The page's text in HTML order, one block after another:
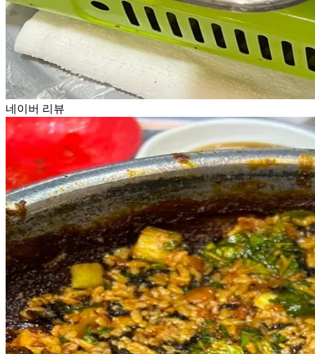
네이버 리뷰